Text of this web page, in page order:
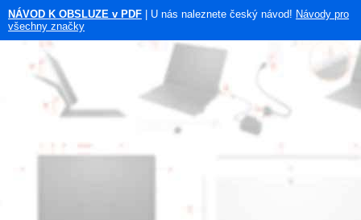
NÁVOD K OBSLUZE v PDF | U nás naleznete český návod! Návody pro
všechny značky